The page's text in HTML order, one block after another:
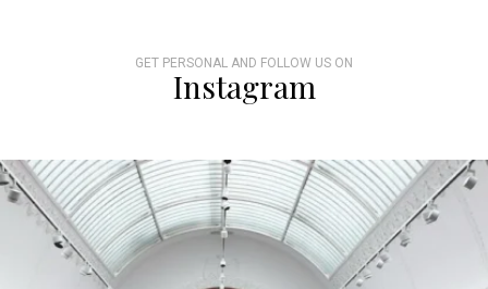
GET PERSONAL AND FOLLOW US ON
Instagram